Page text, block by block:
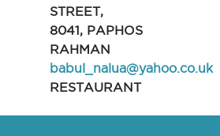
STREET,
8041, PAPHOS
RAHMAN
babul_nalua@yahoo.co.uk
RESTAURANT